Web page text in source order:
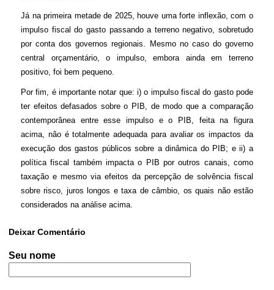
Já na primeira metade de 2025, houve uma forte inflexão, com o
impulso fiscal do gasto passando a terreno negativo, sobretudo
por conta dos governos regionais. Mesmo no caso do governo
central orçamentário, o impulso, embora ainda em terreno
positivo, foi bem pequeno.
Por fim, é importante notar que: i) o impulso fiscal do gasto pode
ter efeitos defasados sobre o PIB, de modo que a comparação
contemporânea entre esse impulso e o PIB, feita na figura
acima, não é totalmente adequada para avaliar os impactos da
execução dos gastos públicos sobre a dinâmica do PIB; e ii) a
política fiscal também impacta o PIB por outros canais, como
taxação e mesmo via efeitos da percepção de solvência fiscal
sobre risco, juros longos e taxa de câmbio, os quais não estão
considerados na análise acima.
Deixar Comentário
Seu nome